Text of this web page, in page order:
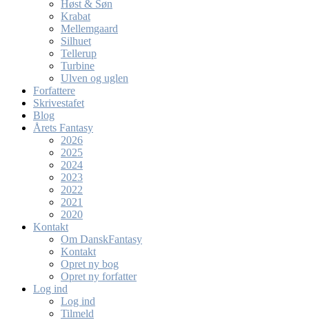
Høst & Søn
Krabat
Mellemgaard
Silhuet
Tellerup
Turbine
Ulven og uglen
Forfattere
Skrivestafet
Blog
Årets Fantasy
2026
2025
2024
2023
2022
2021
2020
Kontakt
Om DanskFantasy
Kontakt
Opret ny bog
Opret ny forfatter
Log ind
Log ind
Tilmeld